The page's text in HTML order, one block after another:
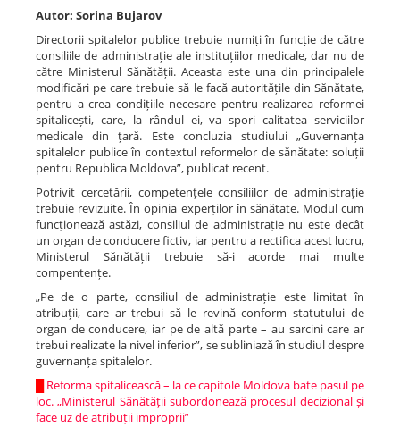
Autor: Sorina Bujarov
Directorii spitalelor publice trebuie numiți în funcție de către
consiliile de administrație ale instituțiilor medicale, dar nu de
către Ministerul Sănătății. Aceasta este una din principalele
modificări pe care trebuie să le facă autoritățile din Sănătate,
pentru a crea condițiile necesare pentru realizarea reformei
spitalicești, care, la rândul ei, va spori calitatea serviciilor
medicale din țară. Este concluzia studiului „Guvernanța
spitalelor publice în contextul reformelor de sănătate: soluții
pentru Republica Moldova”, publicat recent.
Potrivit cercetării, competențele consiliilor de administrație
trebuie revizuite. În opinia experților în sănătate. Modul cum
funcționează astăzi, consiliul de administrație nu este decât
un organ de conducere fictiv, iar pentru a rectifica acest lucru,
Ministerul Sănătății trebuie să-i acorde mai multe
compentențe.
„Pe de o parte, consiliul de administrație este limitat în
atribuții, care ar trebui să le revină conform statutului de
organ de conducere, iar pe de altă parte – au sarcini care ar
trebui realizate la nivel inferior”, se subliniază în studiul despre
guvernanța spitalelor.
Reforma spitalicească – la ce capitole Moldova bate pasul pe
loc. „Ministerul Sănătății subordonează procesul decizional și
face uz de atribuții improprii”